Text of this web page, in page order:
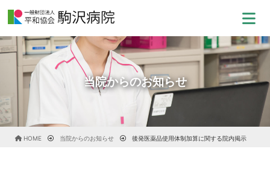
当院からのお知らせ
HOME 当院からのお知らせ 後発医薬品使用体制加算に関する院内掲示